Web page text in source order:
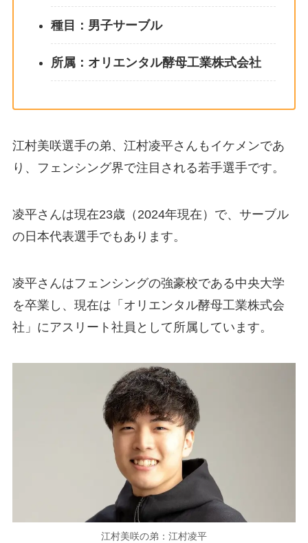
種目：男子サーブル
所属：オリエンタル酵母工業株式会社
江村美咲選手の弟、江村凌平さんもイケメンであ
り、フェンシング界で注目される若手選手です。
凌平さんは現在23歳（2024年現在）で、サーブル
の日本代表選手でもあります。
凌平さんはフェンシングの強豪校である中央大学
を卒業し、現在は「オリエンタル酵母工業株式会
社」にアスリート社員として所属しています​。
江村美咲の弟：江村凌平